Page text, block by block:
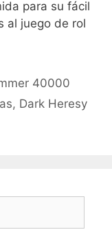
para su fácil
al juego de rol
40000
, Dark Heresy